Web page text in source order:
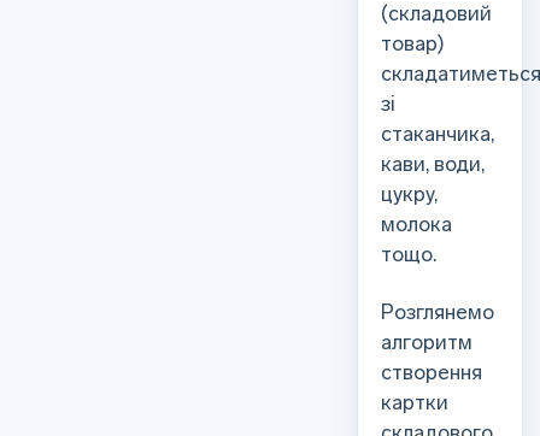
(складовий
товар)
складатиметься
зі
стаканчика,
кави, води,
цукру,
молока
тощо.
Розглянемо
алгоритм
створення
картки